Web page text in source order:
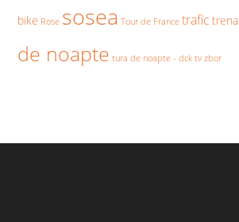
bike Rose sosea Tour de France trafic trena
de noapte tura de noapte - dck tv zbor